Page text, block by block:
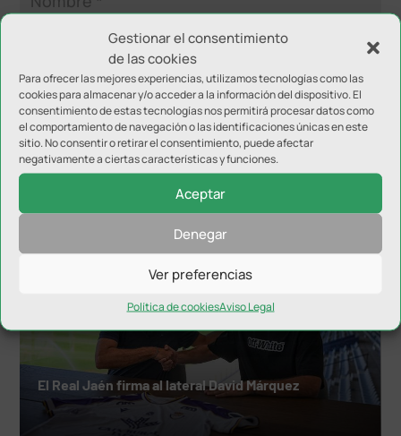
Gestionar el consentimiento
de las cookies
Para ofrecer las mejores experiencias, utilizamos tecnologías como las
cookies para almacenar y/o acceder a la información del dispositivo. El
consentimiento de estas tecnologías nos permitirá procesar datos como
el comportamiento de navegación o las identificaciones únicas en este
sitio. No consentir o retirar el consentimiento, puede afectar
negativamente a ciertas características y funciones.
Aceptar
Denegar
Ver preferencias
Política de cookiesAviso Legal
NOTICIAS RELACIONADAS
El Real Jaén firma al lateral David Márquez